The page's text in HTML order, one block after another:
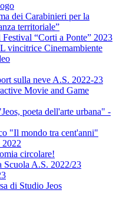
dei Carabinieri per la
territoriale”
“Corti a Ponte” 2023
vincitrice Cinemambiente
sulla neve A.S. 2022-23
Movie and Game
poeta dell'arte urbana" -
"Il mondo tra cent'anni"
circolare!
Scuola A.S. 2022/23
di Studio Jeos